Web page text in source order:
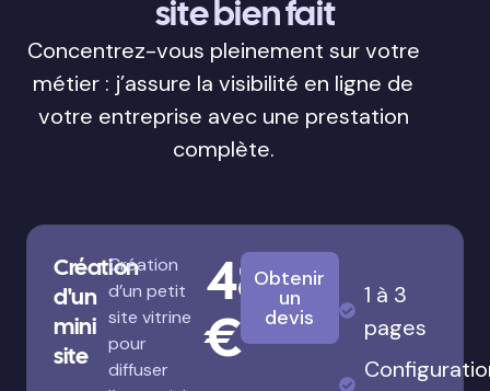
site bien fait
Concentrez-vous pleinement sur votre
métier : j’assure la visibilité en ligne de
votre entreprise avec une prestation
complète.
Création
d'un
mini
site
Création
d’un petit
site vitrine
pour
diffuser
480
€
Obtenir
un
devis
1 à 3
pages